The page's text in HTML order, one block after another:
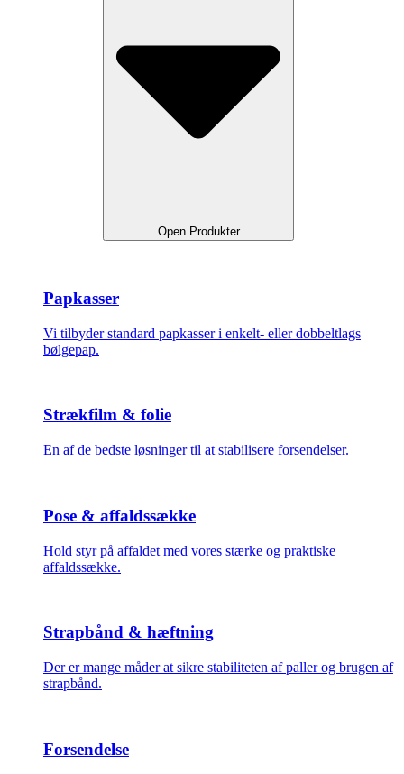
Open Produkter
Papkasser
Vi tilbyder standard papkasser i enkelt- eller dobbeltlags
bølgepap.
Strækfilm & folie
En af de bedste løsninger til at stabilisere forsendelser.
Pose & affaldssække
Hold styr på affaldet med vores stærke og praktiske
affaldssække.
Strapbånd & hæftning
Der er mange måder at sikre stabiliteten af paller og brugen af
strapbånd.
Forsendelse